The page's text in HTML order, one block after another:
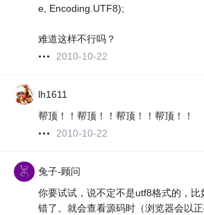
e, Encoding.UTF8);
难道这样不行吗？
2010-10-22
lh1611
帮顶！！帮顶！！帮顶！！帮顶！！
2010-10-22
兔子-顾问
你要试试，说不定不是utf8格式的，比
错了。就会查看源码时（浏览器会以